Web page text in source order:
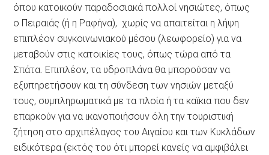
όπου κατοικούν παραδοσιακά πολλοί νησιώτες, όπως
ο Πειραιάς (ή η Ραφήνα), χωρίς να απαιτείται η λήψη
επιπλέον συγκοινωνιακού μέσου (λεωφορείο) για να
μεταβούν στις κατοικίες τους, όπως τώρα από τα
Σπάτα. Επιπλέον, τα υδροπλάνα θα μπορούσαν να
εξυπηρετήσουν και τη σύνδεση των νησιών μεταξύ
τους, συμπληρωματικά με τα πλοία ή τα καϊκια που δεν
επαρκούν για να ικανοποιήσουν όλη την τουριστική
ζήτηση στο αρχιπέλαγος του Αιγαίου και των Κυκλάδων
ειδικότερα (εκτός του ότι μπορεί κανείς να αμφιβάλει